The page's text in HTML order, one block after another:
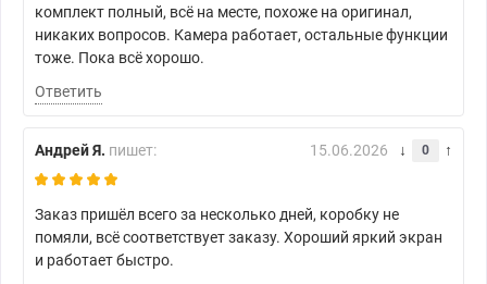
комплект полный, всё на месте, похоже на оригинал,
никаких вопросов. Камера работает, остальные функции
тоже. Пока всё хорошо.
Ответить
Андрей Я. пишет: 15.06.2026 0
Заказ пришёл всего за несколько дней, коробку не
помяли, всё соответствует заказу. Хороший яркий экран
и работает быстро.